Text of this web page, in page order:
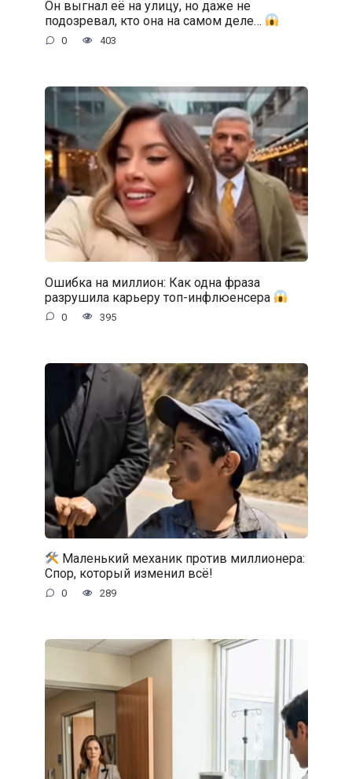
Он выгнал её на улицу, но даже не
подозревал, кто она на самом деле…
0 403
Ошибка на миллион: Как одна фраза
разрушила карьеру топ-инфлюенсера
0 395
Маленький механик против миллионера:
Спор, который изменил всё!
0 289